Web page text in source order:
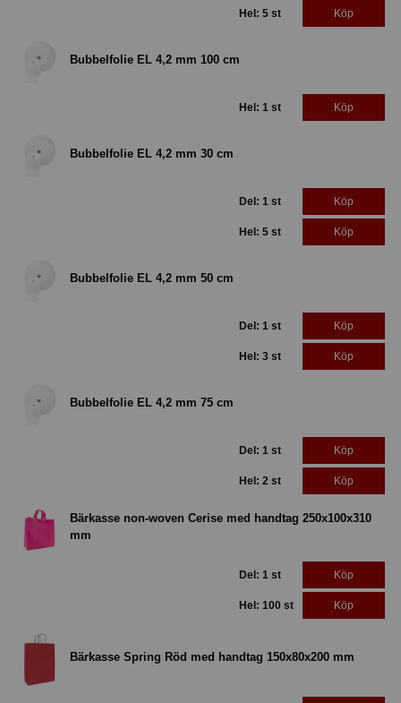
Hel: 5 st Köp
Bubbelfolie EL 4,2 mm 100 cm
Hel: 1 st Köp
Bubbelfolie EL 4,2 mm 30 cm
Del: 1 st Köp
Hel: 5 st Köp
Bubbelfolie EL 4,2 mm 50 cm
Del: 1 st Köp
Hel: 3 st Köp
Bubbelfolie EL 4,2 mm 75 cm
Del: 1 st Köp
Hel: 2 st Köp
Bärkasse non-woven Cerise med handtag 250x100x310
mm
Del: 1 st Köp
Hel: 100 st Köp
Bärkasse Spring Röd med handtag 150x80x200 mm